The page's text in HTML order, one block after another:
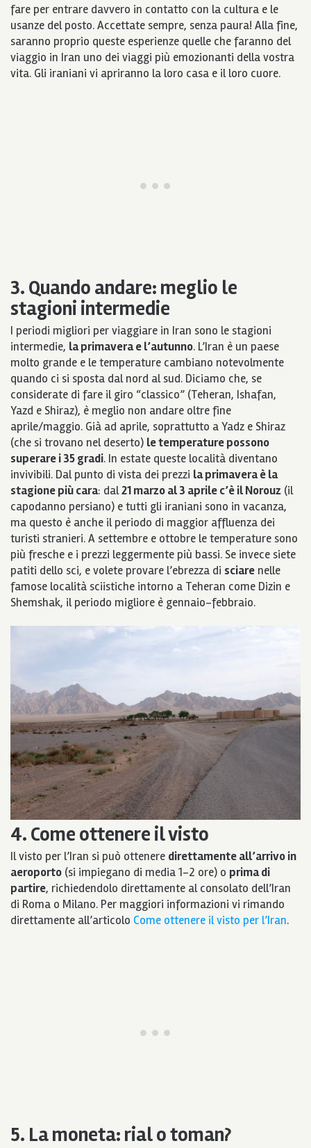
fare per entrare davvero in contatto con la cultura e le
usanze del posto. Accettate sempre, senza paura! Alla fine,
saranno proprio queste esperienze quelle che faranno del
viaggio in Iran uno dei viaggi più emozionanti della vostra
vita. Gli iraniani vi apriranno la loro casa e il loro cuore.
3. Quando andare: meglio le
stagioni intermedie
I periodi migliori per viaggiare in Iran sono le stagioni
intermedie, la primavera e l’autunno. L’Iran è un paese
molto grande e le temperature cambiano notevolmente
quando ci si sposta dal nord al sud. Diciamo che, se
considerate di fare il giro “classico” (Teheran, Ishafan,
Yazd e Shiraz), è meglio non andare oltre fine
aprile/maggio. Già ad aprile, soprattutto a Yadz e Shiraz
(che si trovano nel deserto) le temperature possono
superare i 35 gradi. In estate queste località diventano
invivibili. Dal punto di vista dei prezzi la primavera è la
stagione più cara: dal21 marzo al 3 aprile c’è il Norouz (il
capodanno persiano) e tutti gli iraniani sono in vacanza,
ma questo è anche il periodo di maggior affluenza dei
turisti stranieri. A settembre e ottobre le temperature sono
più fresche e i prezzi leggermente più bassi. Se invece siete
patiti dello sci, e volete provare l’ebrezza di sciare nelle
famose località sciistiche intorno a Teheran come Dizin e
Shemshak, il periodo migliore è gennaio-febbraio.
4. Come ottenere il visto
Il visto per l’Iran si può ottenere direttamente all’arrivo in
aeroporto (si impiegano di media 1-2 ore) o prima di
partire, richiedendolo direttamente al consolato dell’Iran
di Roma o Milano. Per maggiori informazioni vi rimando
direttamente all’articolo Come ottenere il visto per l’Iran.
5. La moneta: rial o toman?